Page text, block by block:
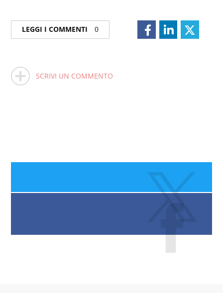
LEGGI I COMMENTI 0
SCRIVI UN COMMENTO